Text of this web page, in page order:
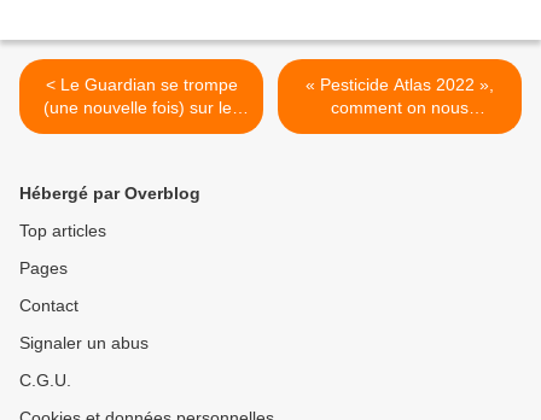
< Le Guardian se trompe
(une nouvelle fois) sur les
pesticides
« Pesticide Atlas 2022 »,
comment on nous
embobine >
Hébergé par Overblog
Top articles
Pages
Contact
Signaler un abus
C.G.U.